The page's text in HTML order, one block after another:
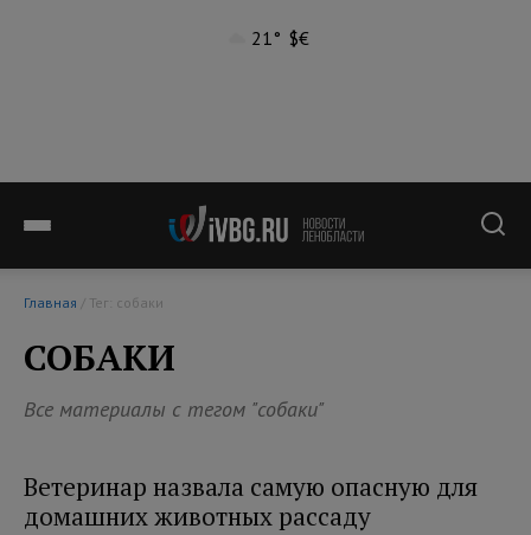
21° $€
Главная / Тег: собаки
СОБАКИ
Все материалы с тегом "собаки"
Ветеринар назвала самую опасную для
домашних животных рассаду